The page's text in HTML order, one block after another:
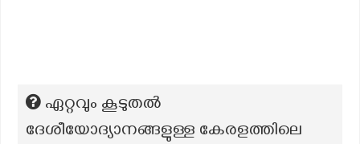
ഏറ്റവും കൂടുതല്‍
ദേശീയോദ്യാനങ്ങളുള്ള കേരളത്തിലെ